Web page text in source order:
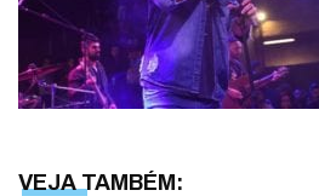
VEJA TAMBÉM: